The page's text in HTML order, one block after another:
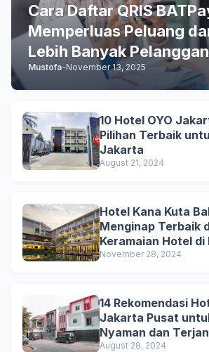
Cara Daftar QRIS
Memperluas Peluang
Lebih Banyak Pelanggan
Mustofa-November 13, 2025
10 Hotel OYO
Pilihan Terbaik
Jakarta
August 21, 2024
Hotel Kana Kuta
Menginap Terbaik
Keramaian Hotel di
November 28, 2024
14 Rekomendasi
Jakarta Pusat
Nyaman dan
August 28, 2024